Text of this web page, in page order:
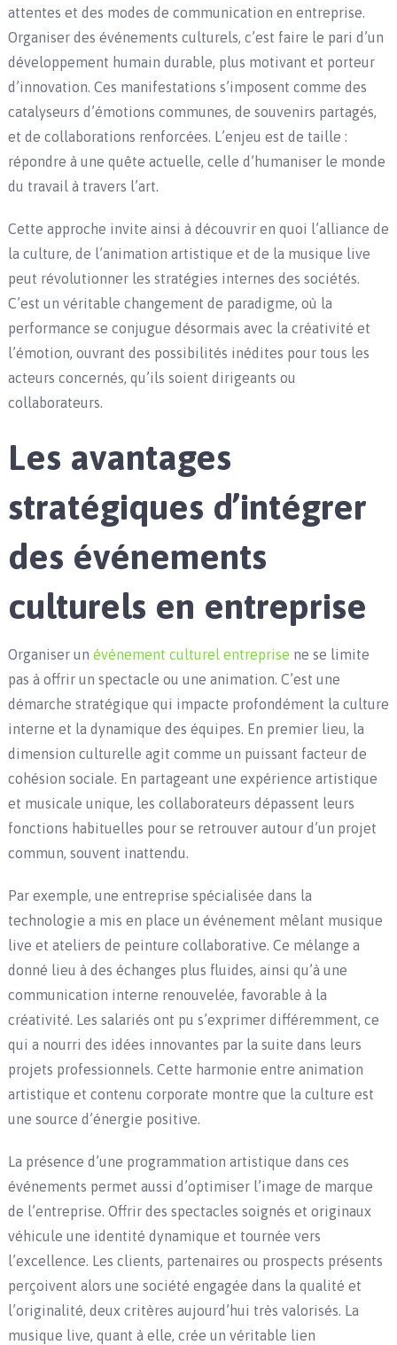
attentes et des modes de communication en entreprise.
Organiser des événements culturels, c’est faire le pari d’un
développement humain durable, plus motivant et porteur
d’innovation. Ces manifestations s’imposent comme des
catalyseurs d’émotions communes, de souvenirs partagés,
et de collaborations renforcées. L’enjeu est de taille :
répondre à une quête actuelle, celle d’humaniser le monde
du travail à travers l’art.
Cette approche invite ainsi à découvrir en quoi l’alliance de
la culture, de l’animation artistique et de la musique live
peut révolutionner les stratégies internes des sociétés.
C’est un véritable changement de paradigme, où la
performance se conjugue désormais avec la créativité et
l’émotion, ouvrant des possibilités inédites pour tous les
acteurs concernés, qu’ils soient dirigeants ou
collaborateurs.
Les avantages
stratégiques d’intégrer
des événements
culturels en entreprise
Organiser un événement culturel entreprise ne se limite
pas à offrir un spectacle ou une animation. C’est une
démarche stratégique qui impacte profondément la culture
interne et la dynamique des équipes. En premier lieu, la
dimension culturelle agit comme un puissant facteur de
cohésion sociale. En partageant une expérience artistique
et musicale unique, les collaborateurs dépassent leurs
fonctions habituelles pour se retrouver autour d’un projet
commun, souvent inattendu.
Par exemple, une entreprise spécialisée dans la
technologie a mis en place un événement mêlant musique
live et ateliers de peinture collaborative. Ce mélange a
donné lieu à des échanges plus fluides, ainsi qu’à une
communication interne renouvelée, favorable à la
créativité. Les salariés ont pu s’exprimer différemment, ce
qui a nourri des idées innovantes par la suite dans leurs
projets professionnels. Cette harmonie entre animation
artistique et contenu corporate montre que la culture est
une source d’énergie positive.
La présence d’une programmation artistique dans ces
événements permet aussi d’optimiser l’image de marque
de l’entreprise. Offrir des spectacles soignés et originaux
véhicule une identité dynamique et tournée vers
l’excellence. Les clients, partenaires ou prospects présents
perçoivent alors une société engagée dans la qualité et
l’originalité, deux critères aujourd’hui très valorisés. La
musique live, quant à elle, crée un véritable lien